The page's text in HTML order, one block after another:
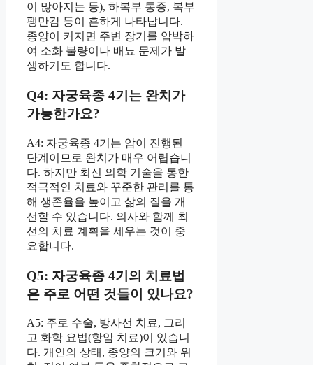
이 많아지는 등), 하복부 통증, 복부
팽만감 등이 흔하게 나타납니다.
종양이 커지면 주변 장기를 압박하
여 소화 불량이나 배뇨 문제가 발
생하기도 합니다.
Q4: 자궁육종 4기는 완치가
가능한가요?
A4: 자궁육종 4기는 암이 진행된
단계이므로 완치가 매우 어렵습니
다. 하지만 최신 의학 기술을 통한
적극적인 치료와 꾸준한 관리를 통
해 생존율을 높이고 삶의 질을 개
선할 수 있습니다. 의사와 함께 최
선의 치료 계획을 세우는 것이 중
요합니다.
Q5: 자궁육종 4기의 치료법
은 주로 어떤 것들이 있나요?
A5: 주로 수술, 방사선 치료, 그리
고 화학 요법(항암 치료)이 있습니
다. 개인의 상태, 종양의 크기와 위